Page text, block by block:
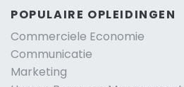
POPULAIRE OPLEIDINGEN
Commerciele Economie
Communicatie
Marketing